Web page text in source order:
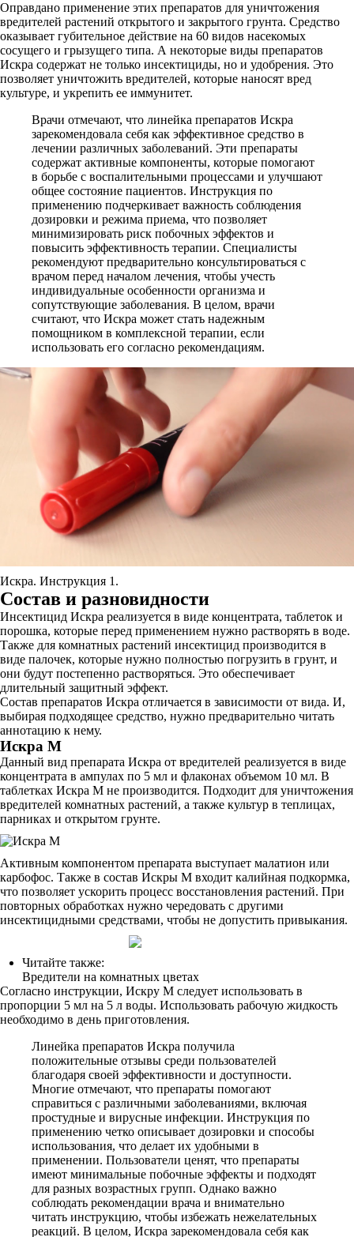
Оправдано применение этих препаратов для уничтожения
вредителей растений открытого и закрытого грунта. Средство
оказывает губительное действие на 60 видов насекомых
сосущего и грызущего типа. А некоторые виды препаратов
Искра содержат не только инсектициды, но и удобрения. Это
позволяет уничтожить вредителей, которые наносят вред
культуре, и укрепить ее иммунитет.
Врачи отмечают, что линейка препаратов Искра
зарекомендовала себя как эффективное средство в
лечении различных заболеваний. Эти препараты
содержат активные компоненты, которые помогают
в борьбе с воспалительными процессами и улучшают
общее состояние пациентов. Инструкция по
применению подчеркивает важность соблюдения
дозировки и режима приема, что позволяет
минимизировать риск побочных эффектов и
повысить эффективность терапии. Специалисты
рекомендуют предварительно консультироваться с
врачом перед началом лечения, чтобы учесть
индивидуальные особенности организма и
сопутствующие заболевания. В целом, врачи
считают, что Искра может стать надежным
помощником в комплексной терапии, если
использовать его согласно рекомендациям.
Искра. Инструкция 1.
Состав и разновидности
Инсектицид Искра реализуется в виде концентрата, таблеток и
порошка, которые перед применением нужно растворять в воде.
Также для комнатных растений инсектицид производится в
виде палочек, которые нужно полностью погрузить в грунт, и
они будут постепенно растворяться. Это обеспечивает
длительный защитный эффект.
Состав препаратов Искра отличается в зависимости от вида. И,
выбирая подходящее средство, нужно предварительно читать
аннотацию к нему.
Искра М
Данный вид препарата Искра от вредителей реализуется в виде
концентрата в ампулах по 5 мл и флаконах объемом 10 мл. В
таблетках Искра М не производится. Подходит для уничтожения
вредителей комнатных растений, а также культур в теплицах,
парниках и открытом грунте.
Активным компонентом препарата выступает малатион или
карбофос. Также в состав Искры М входит калийная подкормка,
что позволяет ускорить процесс восстановления растений. При
повторных обработках нужно чередовать с другими
инсектицидными средствами, чтобы не допустить привыкания.
Читайте также:
Вредители на комнатных цветах
Согласно инструкции, Искру М следует использовать в
пропорции 5 мл на 5 л воды. Использовать рабочую жидкость
необходимо в день приготовления.
Линейка препаратов Искра получила
положительные отзывы среди пользователей
благодаря своей эффективности и доступности.
Многие отмечают, что препараты помогают
справиться с различными заболеваниями, включая
простудные и вирусные инфекции. Инструкция по
применению четко описывает дозировки и способы
использования, что делает их удобными в
применении. Пользователи ценят, что препараты
имеют минимальные побочные эффекты и подходят
для разных возрастных групп. Однако важно
соблюдать рекомендации врача и внимательно
читать инструкцию, чтобы избежать нежелательных
реакций. В целом, Искра зарекомендовала себя как